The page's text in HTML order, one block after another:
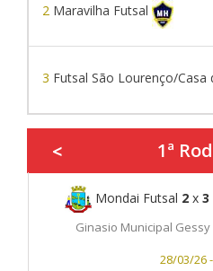
2 Maravilha Futsal
3 Futsal São Lourenço/Casa
< 1ª
Mondai Futsal 2x 3
Ginasio Municipal
28/03/26